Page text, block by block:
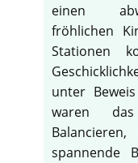
einen
fröhlichen
Stationen
unter
waren das
spannende